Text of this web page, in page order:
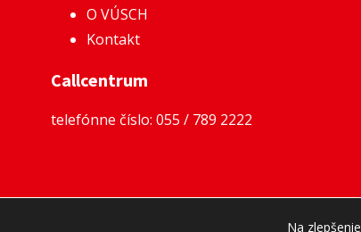
O VÚSCH
Kontakt
Callcentrum
telefónne číslo: 055 / 789 2222
Na